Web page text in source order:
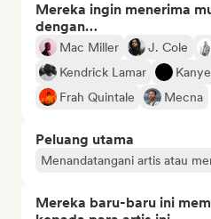
Mereka ingin menerima
dengan…
Mac Miller J. Cole
Kendrick Lamar
Frah Quintale
Mecna
Peluang utama
Menandatangani artis atau
Mereka baru-baru ini